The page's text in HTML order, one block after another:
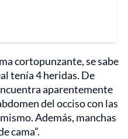
cortopunzante, se sabe
tenía 4 heridas. De
aparentemente
del occiso con las
Además, manchas
cama”.